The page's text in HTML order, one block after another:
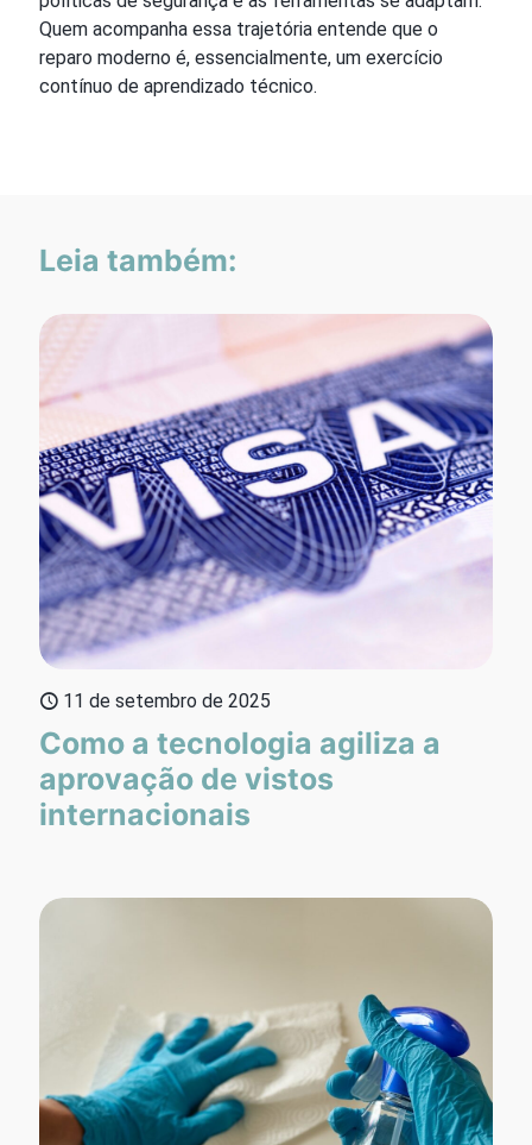
Quem acompanha essa trajetória entende que o
reparo moderno é, essencialmente, um exercício
contínuo de aprendizado técnico.
Leia também:
11 de setembro de 2025
Como a tecnologia agiliza a
aprovação de vistos
internacionais